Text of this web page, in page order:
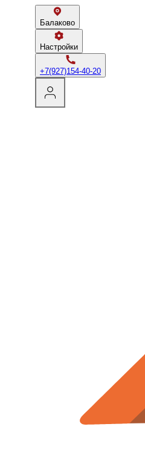
Балаково
Настройки
+7(927)154-40-20